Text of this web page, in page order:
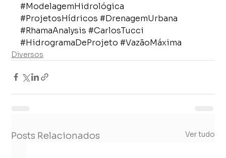
#ModelagemHidrológica
#ProjetosHídricos #DrenagemUrbana
#RhamaAnalysis #CarlosTucci
#HidrogramaDeProjeto #VazãoMáxima
Diversos
Posts Relacionados Ver tudo